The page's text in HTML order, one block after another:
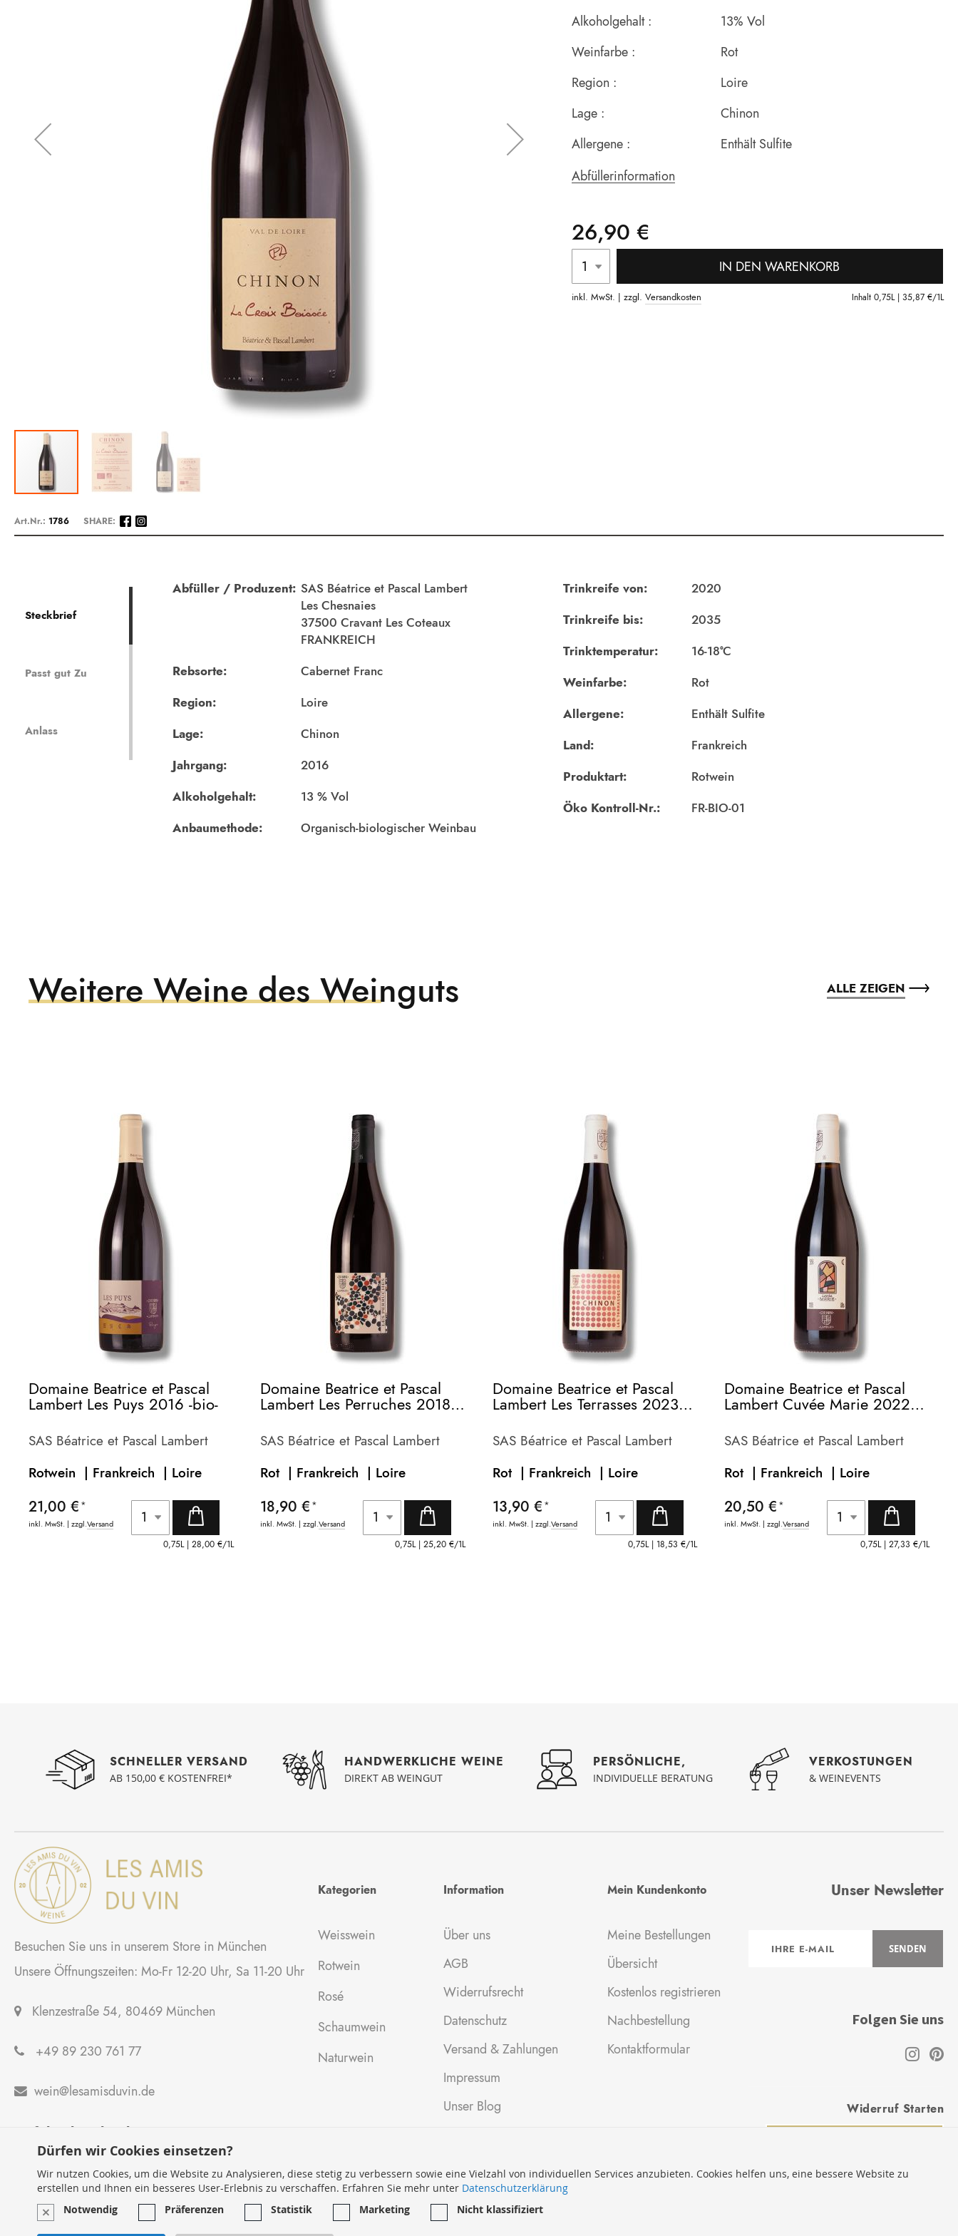
Alkoholgehalt :
13% Vol
Weinfarbe :
Rot
Region :
Loire
Lage :
Chinon
Allergene :
Enthält Sulfite
Abfüllerinformation
26,90 €
IN DEN WARENKORB
inkl. MwSt. | zzgl.Versandkosten Inhalt 0,75L | 35,87 €/1L
Anfang
Art.Nr.: 1786 SHARE:
Steckbrief
Passt gut Zu
Anlass
Beschreibung
Abfüller / Produzent: SAS Béatrice et Pascal Lambert
Les Chesnaies
37500 Cravant Les Coteaux
FRANKREICH
Rebsorte:
Cabernet Franc
Region:
Loire
Lage:
Chinon
Jahrgang:
2016
Alkoholgehalt:
13
Anbaumethode:
Organisch-biologischer Weinbau
Trinkreife von:
2020
Trinkreife bis:
2035
Trinktemperatur:
16-18°C
Weinfarbe:
Rot
Allergene:
Enthält Sulfite
Land:
Frankreich
Produktart:
Rotwein
Öko Kontroll-Nr.:
FR-BIO-01
Weitere Weine des Weinguts ALLE ZEIGEN
Domaine Beatrice et Pascal
Lambert Les Puys 2016 -bio-
SAS Béatrice et Pascal Lambert
Rotwein | Frankreich | Loire
21,00 €
inkl. MwSt. | zzgl.Versand
0,75L | 28,00 €/1L
Domaine Beatrice et Pascal
Lambert Les Perruches 2018 -
SAS Béatrice et Pascal Lambert
Rot | Frankreich | Loire
18,90 €
inkl. MwSt. | zzgl.Versand
0,75L | 25,20 €/1L
Domaine Beatrice et Pascal
Lambert Les Terrasses 2023 -
SAS Béatrice et Pascal Lambert
Rot | Frankreich | Loire
13,90 €
inkl. MwSt. | zzgl.Versand
0,75L | 18,53 €/1L
Domaine Beatrice et Pascal
Lambert Cuvée Marie 2022 -
SAS Béatrice et Pascal Lambert
Rot | Frankreich | Loire
20,50 €
inkl. MwSt. | zzgl.Versand
0,75L | 27,33 €/1L
SCHNELLER VERSAND
AB 150,00 € KOSTENFREI*
HANDWERKLICHE WEINE
DIREKT AB WEINGUT
PERSÖNLICHE,
INDIVIDUELLE BERATUNG
VERKOSTUNGEN
& WEINEVENTS
Besuchen Sie uns in unserem Store in München
Unsere Öffnungszeiten: Mo-Fr 12-20 Uhr, Sa 11-20 Uhr
Klenzestraße 54, 80469 München
+49 89 230 761 77
 wein@lesamisduvin.de
Anfahrtsbeschreibung
Kategorien
Weisswein
Rotwein
Rosé
Schaumwein
Naturwein
Information
Über uns
AGB
Widerrufsrecht
Datenschutz
Versand & Zahlungen
Impressum
Unser Blog
Mein Kundenkonto
Meine Bestellungen
Übersicht
Kostenlos registrieren
Nachbestellung
Kontaktformular
Unser Newsletter
SENDEN
Folgen Sie uns
Widerruf Starten
Dürfen wir Cookies einsetzen?
Wir nutzen Cookies, um die Website zu Analysieren, diese stetig zu verbessern sowie eine Vielzahl von individuellen Services anzubieten. Cookies helfen uns, eine bessere Website zu
erstellen und Ihnen ein besseres User-Erlebnis zu verschaffen. Erfahren Sie mehr unter Datenschutzerklärung
Notwendig
Präferenzen Statistik Marketing Nicht klassifiziert